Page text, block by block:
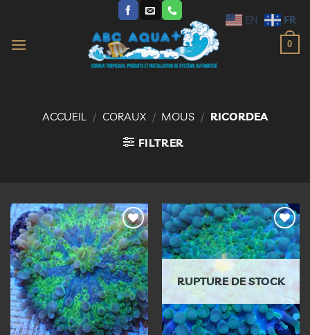
contenu
0
ACCUEIL / CORAUX / MOUS / RICORDEA
FILTRER
Ajouter
à la
liste
d’envies
Ajouter
à la
liste
d’envies
RUPTURE DE STOCK
EN FR